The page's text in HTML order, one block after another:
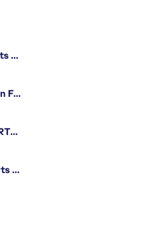
Development Director - EA Sports FC
Development Director - American Football
Development Director - EA SPORTS UFC
Development Manager - EA Sports FC